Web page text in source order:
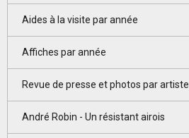
Aides à la visite par année
Affiches par année
Revue de presse et photos par artiste
André Robin - Un résistant airois